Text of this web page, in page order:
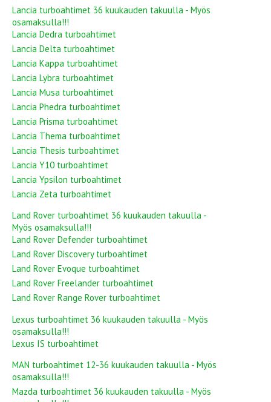
Lancia turboahtimet 36 kuukauden takuulla - Myös
osamaksulla!!!
Lancia Dedra turboahtimet
Lancia Delta turboahtimet
Lancia Kappa turboahtimet
Lancia Lybra turboahtimet
Lancia Musa turboahtimet
Lancia Phedra turboahtimet
Lancia Prisma turboahtimet
Lancia Thema turboahtimet
Lancia Thesis turboahtimet
Lancia Y10 turboahtimet
Lancia Ypsilon turboahtimet
Lancia Zeta turboahtimet
Land Rover turboahtimet 36 kuukauden takuulla -
Myös osamaksulla!!!
Land Rover Defender turboahtimet
Land Rover Discovery turboahtimet
Land Rover Evoque turboahtimet
Land Rover Freelander turboahtimet
Land Rover Range Rover turboahtimet
Lexus turboahtimet 36 kuukauden takuulla - Myös
osamaksulla!!!
Lexus IS turboahtimet
MAN turboahtimet 12-36 kuukauden takuulla - Myös
osamaksulla!!!
Mazda turboahtimet 36 kuukauden takuulla - Myös